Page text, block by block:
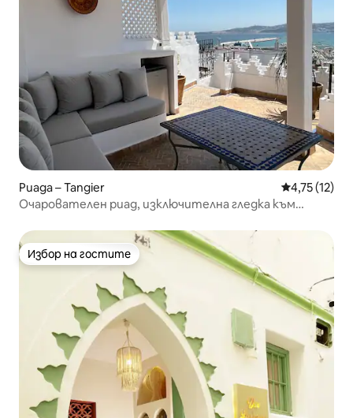
Риада – Tangier Средна
4,75 (12)
Очарователен риад, изключителна гледка към
Избор на гостите
Избор на гостите